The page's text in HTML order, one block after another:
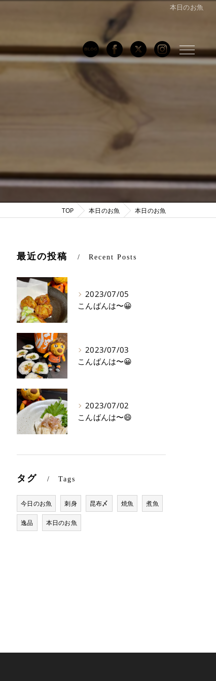
本日のお魚
TOP 本日のお魚 本日のお魚
最近の投稿 Recent Posts
2023/07/05
こんばんは〜😀
2023/07/03
こんばんは〜😀
2023/07/02
こんばんは〜😄
タグ Tags
今日のお魚 刺身 昆布〆 焼魚 煮魚
逸品 本日のお魚